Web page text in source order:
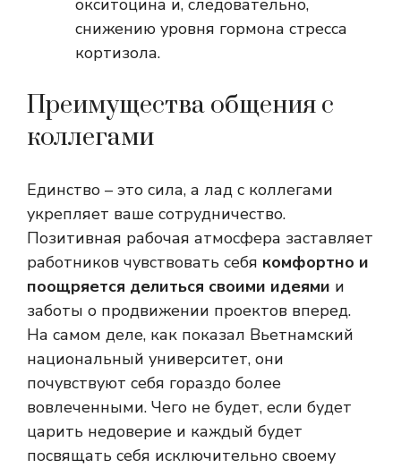
окситоцина и, следовательно,
снижению уровня гормона стресса
кортизола.
Преимущества общения с
коллегами
Единство – это сила, а лад с коллегами
укрепляет ваше сотрудничество.
Позитивная рабочая атмосфера заставляет
работников чувствовать себя комфортно и
поощряется делиться своими идеями и
заботы о продвижении проектов вперед.
На самом деле, как показал Вьетнамский
национальный университет, они
почувствуют себя гораздо более
вовлеченными. Чего не будет, если будет
царить недоверие и каждый будет
посвящать себя исключительно своему